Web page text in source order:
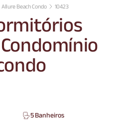
Allure Beach Condo 10423
5 Banheiros